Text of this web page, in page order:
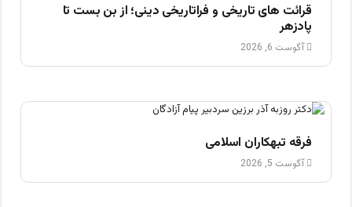
قرائت های تاریخی و فراتاریخی دینی؛ از بن بست تا
پادزهر
آگوست 6, 2026
فرقه تبهکاران اسلامی
آگوست 5, 2026